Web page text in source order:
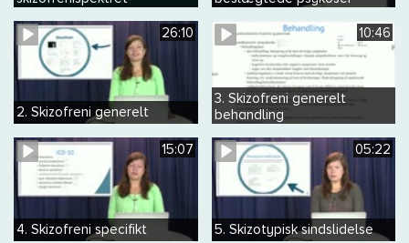
26:10
2. Skizofreni generelt
10:46
3. Skizofreni generelt
behandling
15:07
4. Skizofreni specifikt
05:22
5. Skizotypisk sindslidelse